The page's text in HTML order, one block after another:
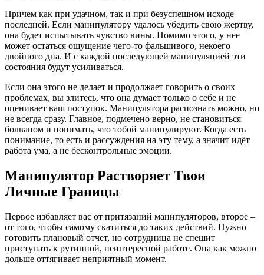
Причем как при удачном, так и при безуспешном исходе
последней. Если манипулятору удалось убедить свою жертву,
она будет испытывать чувство вины. Помимо этого, у нее
может остаться ощущение чего-то фальшивого, некоего
двойного дна. И с каждой последующей манипуляцией эти
состояния будут усиливаться.
Если она этого не делает и продолжает говорить о своих
проблемах, вы злитесь, что она думает только о себе и не
оценивает ваш поступок. Манипулятора распознать можно, но
не всегда сразу. Главное, подмечено верно, не становиться
болваном и понимать, что тобой манипулируют. Когда есть
понимание, то есть и рассуждения на эту тему, а значит идёт
работа ума, а не бесконтрольные эмоции.
Манипулятор Растворяет Твои
Личные Границы
Первое избавляет вас от притязаний манипуляторов, второе –
от того, чтобы самому скатиться до таких действий. Нужно
готовить плановый отчет, но сотрудница не спешит
приступать к рутинной, неинтересной работе. Она как можно
дольше оттягивает неприятный момент.